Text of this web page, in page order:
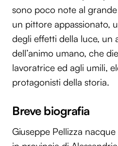
sono poco note al
un pittore appassionato,
degli effetti della luce, un
dell’animo umano, che
lavoratrice ed agli umili,
protagonisti della storia.
Breve biografia
Giuseppe Pellizza